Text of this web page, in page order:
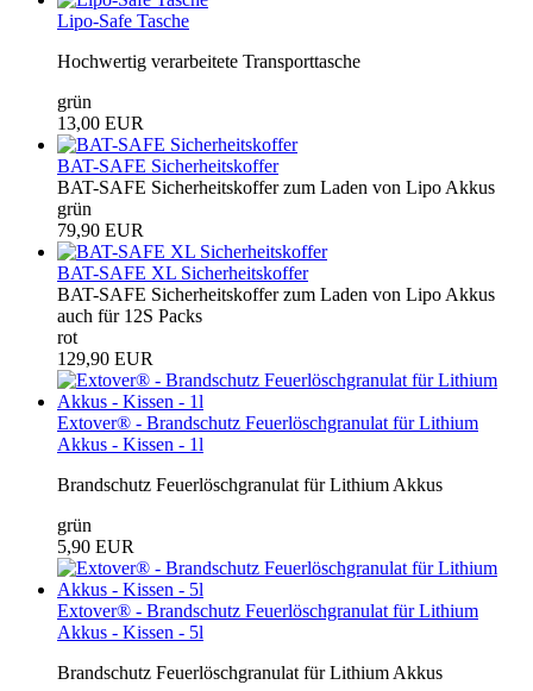
Lipo-Safe Tasche
Hochwertig verarbeitete Transporttasche
grün
13,00 EUR
BAT-SAFE Sicherheitskoffer
BAT-SAFE Sicherheitskoffer zum Laden von Lipo Akkus
grün
79,90 EUR
BAT-SAFE XL Sicherheitskoffer
BAT-SAFE Sicherheitskoffer zum Laden von Lipo Akkus
auch für 12S Packs
rot
129,90 EUR
Extover® - Brandschutz Feuerlöschgranulat für Lithium
Akkus - Kissen - 1l
Brandschutz Feuerlöschgranulat für Lithium Akkus
grün
5,90 EUR
Extover® - Brandschutz Feuerlöschgranulat für Lithium
Akkus - Kissen - 5l
Brandschutz Feuerlöschgranulat für Lithium Akkus